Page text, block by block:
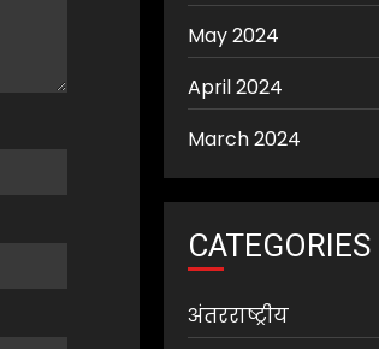
May 2024
April 2024
March 2024
CATEGORIES
अंतरराष्ट्रीय